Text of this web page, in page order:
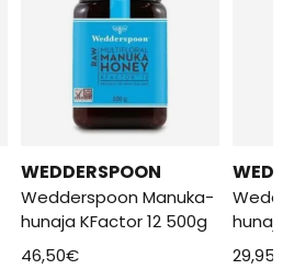
WEDDERSPOON
Wedderspoon Manuka-
hunaja KFactor 12 500g
46,50€
29,95